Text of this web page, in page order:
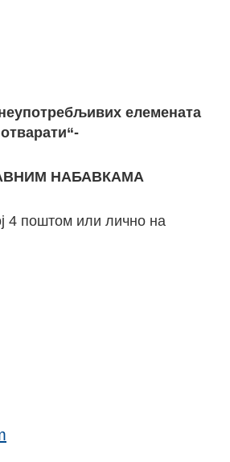
елемената
НАБАВКАМА
4 поштом или лично на